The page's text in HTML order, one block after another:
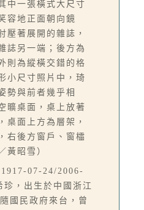
中一張橫式大尺寸
容地正面朝向鏡
壓著展開的雜誌，
誌另一端；後方為
則為縱橫交錯的格
小尺寸照片中，琦
勢與前者幾乎相
曠桌面，桌上放著
桌面上方為層架，
右後方窗戶、窗櫺
黃昭雪）
07-24/2006-
，出生於中國浙江
國民政府來台，曾